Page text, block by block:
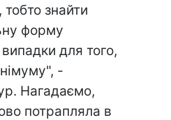
знайти
форму
для того,
-
Нагадаємо,
потрапляла в